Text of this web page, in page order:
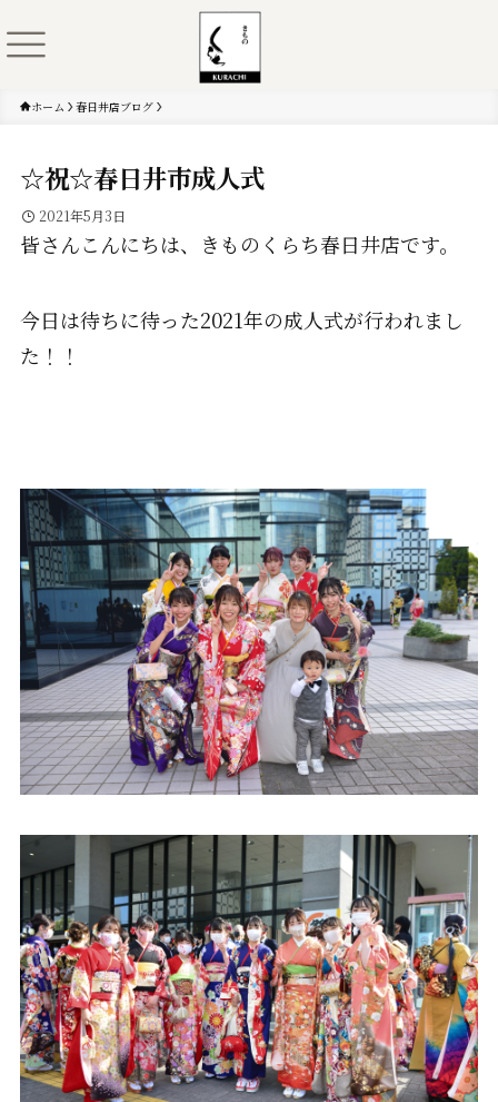
ホーム 春日井店ブログ
☆祝☆春日井市成人式
2021年5月3日
皆さんこんにちは、きものくらち春日井店です。
今日は待ちに待った2021年の成人式が行われまし
た！！